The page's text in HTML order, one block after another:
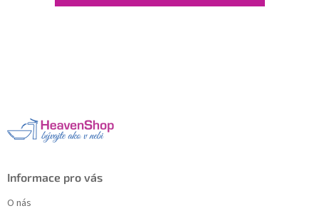
Informace pro vás
O nás